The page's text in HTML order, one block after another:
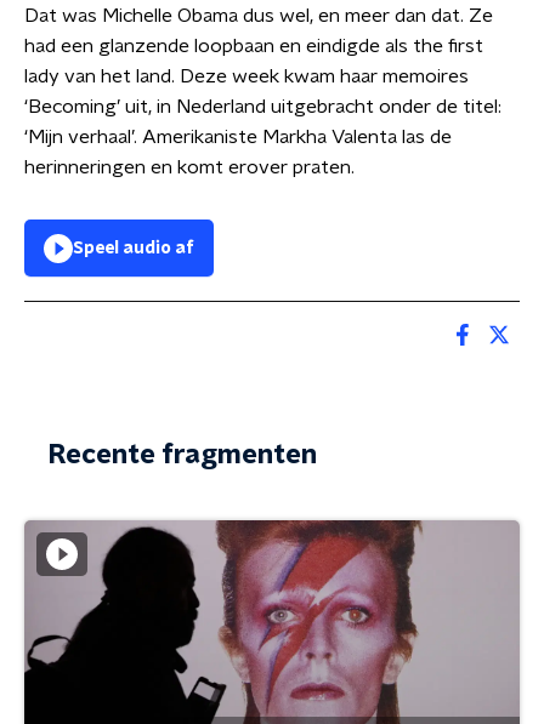
Dat was Michelle Obama dus wel, en meer dan dat. Ze
had een glanzende loopbaan en eindigde als the first
lady van het land. Deze week kwam haar memoires
‘Becoming’ uit, in Nederland uitgebracht onder de titel:
‘Mijn verhaal’. Amerikaniste Markha Valenta las de
herinneringen en komt erover praten.
Speel audio af
Recente fragmenten